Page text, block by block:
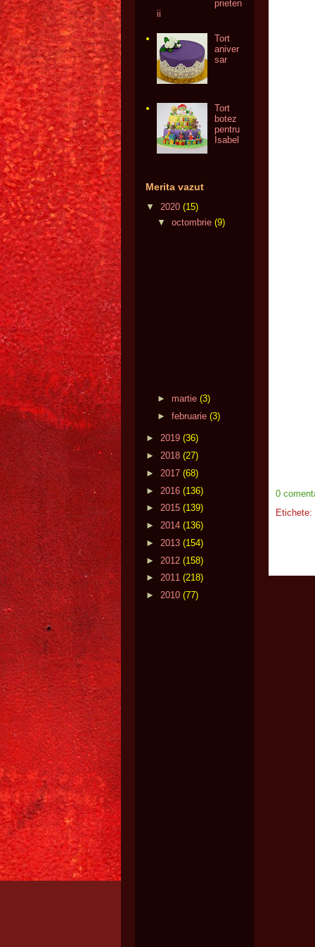
0
Etichete:
prieten
ii
Tort
aniver
sar
Tort
botez
pentru
Isabel
Merita vazut
▼ 2020 (15)
▼
octombrie (9)
► martie (3)
► februarie (3)
► 2019 (36)
► 2018 (27)
► 2017 (68)
► 2016 (136)
► 2015 (139)
► 2014 (136)
► 2013 (154)
► 2012 (158)
► 2011 (218)
► 2010 (77)